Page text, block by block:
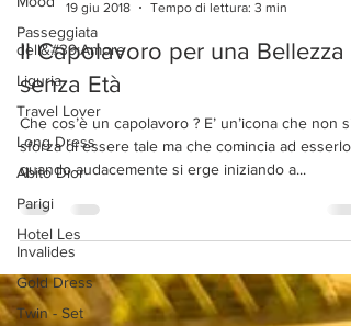
Passeggiata
dell&#39;Amore
Liguria
Travel Lover
Long Dress
Abito Dior
Parigi
Hotel Les
Invalides
Gold Dress
Twin - Set
Francesca Chelli
19 giu 2018
Tempo di lettura: 3 min
Il Capolavoro per una Bellezza
senza Età
Che cos’è un capolavoro ? E’ un’icona che non si
sforza di essere tale ma che comincia ad esserlo
quando audacemente si erge iniziando a...